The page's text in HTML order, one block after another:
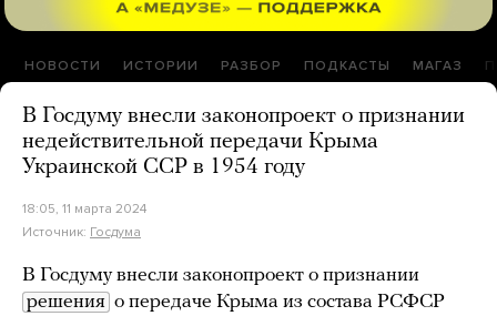
НОВОСТИ ИСТОРИИ РАЗБОР ПОДКАСТЫ МАГАЗ
В Госдуму внесли законопроект о признании
недействительной передачи Крыма
Украинской ССР в 1954 году
18:05, 11 марта 2024
Источник: Госдума
В Госдуму внесли законопроект о признании
решения о передаче Крыма из состава РСФСР